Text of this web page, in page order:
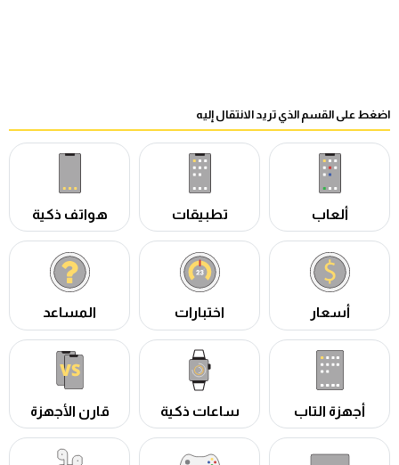
اضغط على القسم الذي تريد الانتقال إليه
ألعاب تطبيقات هواتف ذكية
أسعار اختبارات المساعد
أجهزة التاب ساعات ذكية قارن الأجهزة